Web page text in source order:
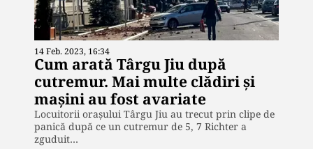
14 Feb. 2023, 16:34
Cum arată Târgu Jiu după
cutremur. Mai multe clădiri și
mașini au fost avariate
Locuitorii orașului Târgu Jiu au trecut prin clipe de
panică după ce un cutremur de 5, 7 Richter a
zguduit…